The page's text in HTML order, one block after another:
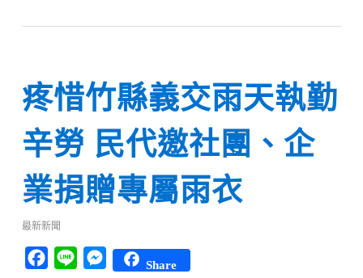
疼惜竹縣義交雨天執勤
辛勞 民代邀社團、企
業捐贈專屬雨衣
最新新聞
Facebook
Line Messenger
Share